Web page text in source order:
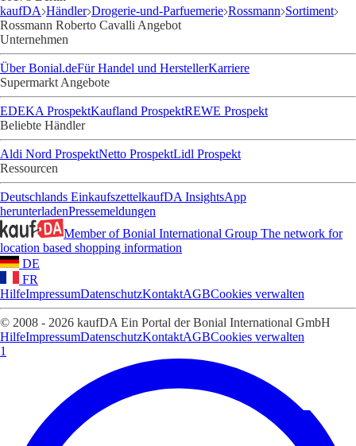
kaufDA Händler Drogerie-und-Parfuemerie Rossmann Sortiment
Rossmann Roberto Cavalli Angebot
Unternehmen
Über Bonial.deFür Handel und HerstellerKarriere
Supermarkt Angebote
EDEKA ProspektKaufland ProspektREWE Prospekt
Beliebte Händler
Aldi Nord ProspektNetto ProspektLidl Prospekt
Ressourcen
Deutschlands EinkaufszettelkaufDA InsightsApp
herunterladenPressemeldungen
Member of Bonial International Group The network for
location based shopping information
DE
FR
HilfeImpressumDatenschutzKontaktAGBCookies verwalten
© 2008 - 2026 kaufDA Ein Portal der Bonial International GmbH
HilfeImpressumDatenschutzKontaktAGBCookies verwalten
1